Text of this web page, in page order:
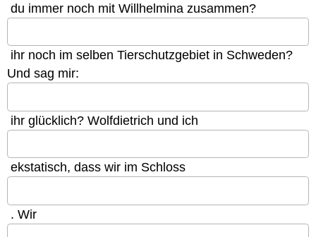
du immer noch mit Willhelmina zusammen?
ihr noch im selben Tierschutzgebiet in Schweden?
Und sag mir:
ihr glücklich? Wolfdietrich und ich
ekstatisch, dass wir im Schloss
. Wir